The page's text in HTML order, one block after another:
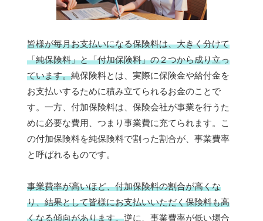
皆様が毎月お支払いになる保険料は、大きく分けて
「純保険料」と「付加保険料」の２つから成り立っ
ています。純保険料とは、実際に保険金や給付金を
お支払いするために積み立てられるお金のことで
す。一方、付加保険料は、保険会社が事業を行うた
めに必要な費用、つまり事業費に充てられます。こ
の付加保険料を純保険料で割った割合が、事業費率
と呼ばれるものです。
事業費率が高いほど、付加保険料の割合が高くな
り、結果として皆様にお支払いいただく保険料も高
くなる傾向があります。逆に、事業費率が低い場合